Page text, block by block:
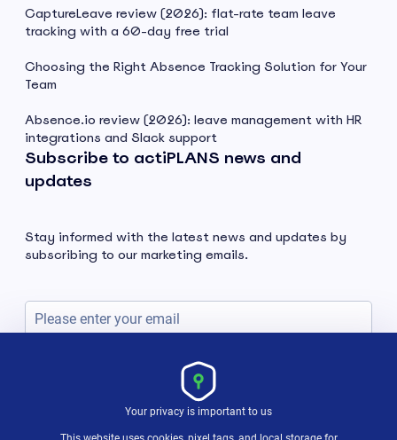
CaptureLeave review (2026): flat-rate team leave
tracking with a 60-day free trial
Choosing the Right Absence Tracking Solution for Your
Team
Absence.io review (2026): leave management with HR
integrations and Slack support
Subscribe to actiPLANS news and
updates
Stay informed with the latest news and updates by
subscribing to our marketing emails.
Your privacy is important to us